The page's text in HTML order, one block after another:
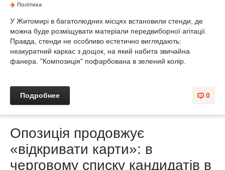
Політика
У Житомирі в багатолюдних місцях встановили стенди, де
можна буде розміщувати матеріали передвиборної агітації.
Правда, стенди не особливо естетично виглядають:
неакуратний каркас з дощок, на який набита звичайна
фанера. "Композиція" пофарбована в зелений колір.
0
Подробнее
Опозиція продовжує
«відкривати карти»: в
черговому списку кандидатів в